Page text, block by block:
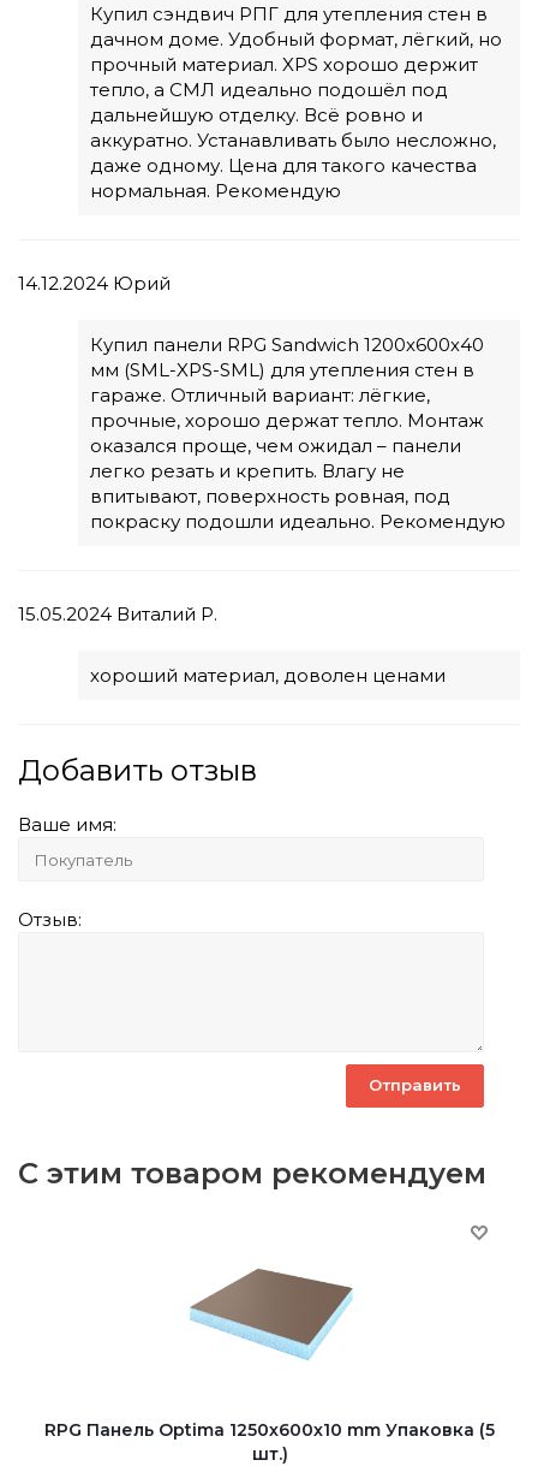
Купил сэндвич РПГ для утепления стен в
дачном доме. Удобный формат, лёгкий, но
прочный материал. XPS хорошо держит
тепло, а СМЛ идеально подошёл под
дальнейшую отделку. Всё ровно и
аккуратно. Устанавливать было несложно,
даже одному. Цена для такого качества
нормальная. Рекомендую
14.12.2024 Юрий
Купил панели RPG Sandwich 1200х600х40
мм (SML-XPS-SML) для утепления стен в
гараже. Отличный вариант: лёгкие,
прочные, хорошо держат тепло. Монтаж
оказался проще, чем ожидал – панели
легко резать и крепить. Влагу не
впитывают, поверхность ровная, под
покраску подошли идеально. Рекомендую
15.05.2024 Виталий Р.
хороший материал, доволен ценами
Добавить отзыв
Ваше имя:
Отзыв:
С этим товаром рекомендуем
RPG Панель Optima 1250х600х10 mm Упаковка (5
шт.)